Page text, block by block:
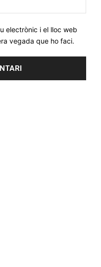
web:
electrònic i el lloc web
vegada que ho faci.